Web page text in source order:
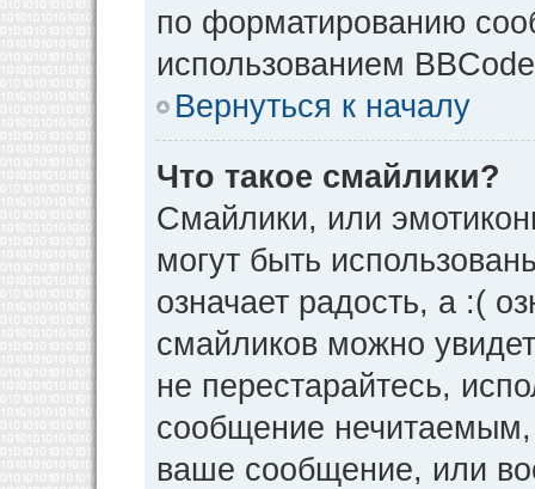
по форматированию
использованием
Вернуться к началу
Что такое смайлики?
Смайлики, или
могут быть
означает радость, а :(
смайликов можно
не перестарайтесь,
сообщение нечитаемым,
ваше сообщение, или